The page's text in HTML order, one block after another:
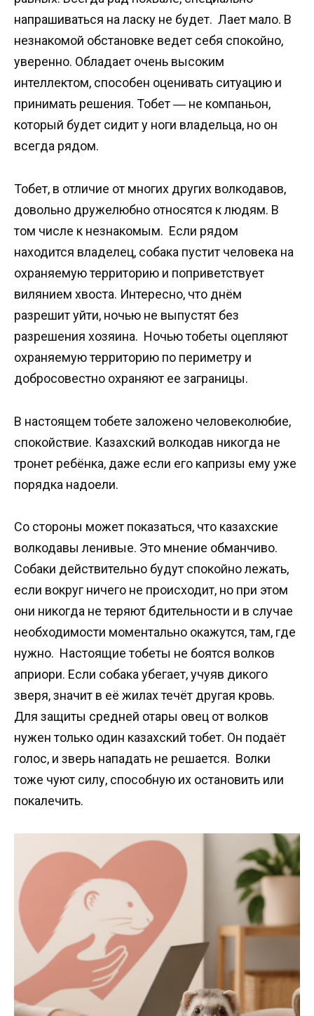
напрашиваться на ласку не будет. Лает мало. В
незнакомой обстановке ведет себя спокойно,
уверенно. Обладает очень высоким
интеллектом, способен оценивать ситуацию и
принимать решения. Тобет ― не компаньон,
который будет сидит у ноги владельца, но он
всегда рядом.
Тобет, в отличие от многих других волкодавов,
довольно дружелюбно относятся к людям. В
том числе к незнакомым. Если рядом
находится владелец, собака пустит человека на
охраняемую территорию и поприветствует
вилянием хвоста. Интересно, что днём
разрешит уйти, ночью не выпустят без
разрешения хозяина. Ночью тобеты оцепляют
охраняемую территорию по периметру и
добросовестно охраняют ее заграницы.
В настоящем тобете заложено человеколюбие,
спокойствие. Казахский волкодав никогда не
тронет ребёнка, даже если его капризы ему уже
порядка надоели.
Со стороны может показаться, что казахские
волкодавы ленивые. Это мнение обманчиво.
Собаки действительно будут спокойно лежать,
если вокруг ничего не происходит, но при этом
они никогда не теряют бдительности и в случае
необходимости моментально окажутся, там, где
нужно. Настоящие тобеты не боятся волков
априори. Если собака убегает, учуяв дикого
зверя, значит в её жилах течёт другая кровь.
Для защиты средней отары овец от волков
нужен только один казахский тобет. Он подаёт
голос, и зверь нападать не решается. Волки
тоже чуют силу, способную их остановить или
покалечить.